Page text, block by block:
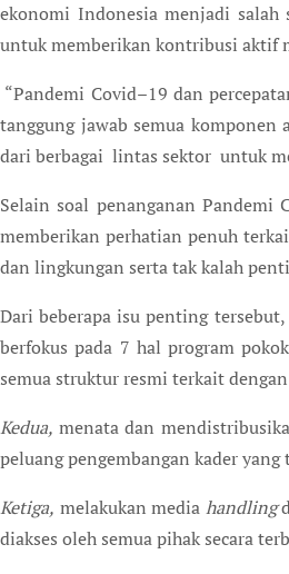
ekonomi Indonesia menjadi
untuk memberikan kontribusi aktif
“Pandemi Covid–19 dan
tanggung jawab semua
dari berbagai lintas sektor untuk
Selain soal penanganan Pandemi
memberikan perhatian penuh
dan lingkungan serta tak kalah
Dari beberapa isu penting
berfokus pada 7 hal program
semua struktur resmi terkait
Kedua, menata dan
peluang pengembangan kader yang
Ketiga, melakukan media handling
diakses oleh semua pihak secara